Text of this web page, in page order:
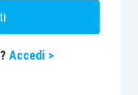
Accedi >